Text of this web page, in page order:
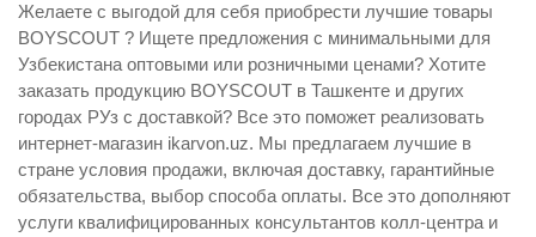
Желаете с выгодой для себя приобрести лучшие товары
BOYSCOUT ? Ищете предложения с минимальными для
Узбекистана оптовыми или розничными ценами? Хотите
заказать продукцию BOYSCOUT в Ташкенте и других
городах РУз с доставкой? Все это поможет реализовать
интернет-магазин ikarvon.uz. Мы предлагаем лучшие в
стране условия продажи, включая доставку, гарантийные
обязательства, выбор способа оплаты. Все это дополняют
услуги квалифицированных консультантов колл-центра и